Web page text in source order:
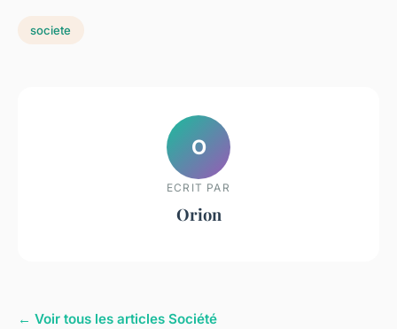
societe
O
ECRIT PAR
Orion
← Voir tous les articles Société